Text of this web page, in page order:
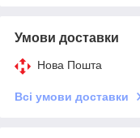
Умови доставки
Нова Пошта
Всі умови доставки